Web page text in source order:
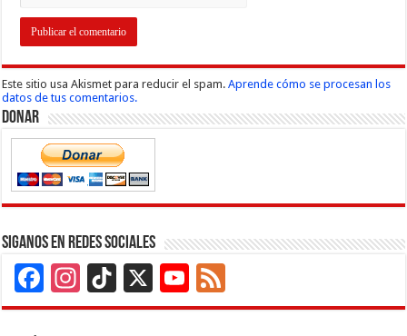
Este sitio usa Akismet para reducir el spam.Aprende cómo se procesan los
datos de tus comentarios.
Donar
Siganos en Redes Sociales
Facebook
Instagram
TikTok
X
YouTube
Channel